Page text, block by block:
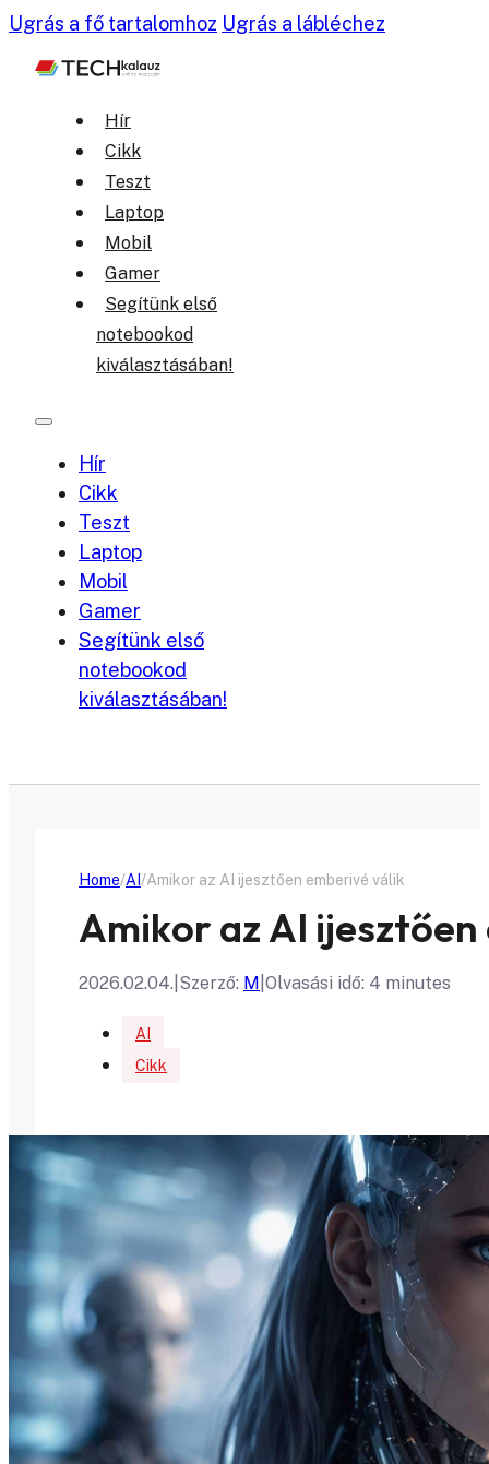
Ugrás a fő tartalomhoz Ugrás a lábléchez
Hír
Cikk
Teszt
Laptop
Mobil
Gamer
Segítünk első
notebookod
kiválasztásában!
Hír
Cikk
Teszt
Laptop
Mobil
Gamer
Segítünk első
notebookod
kiválasztásában!
Home AI Amikor az AI ijesztően emberivé válik
Amikor az AI
2026.02.04. Szerző: M Olvasási idő: 4 minutes
AI
Cikk